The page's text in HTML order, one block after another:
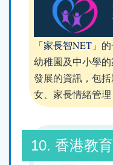
「家長智NET」
幼稚園及中小學
發展的資訊，包
女、家長情緒管理
10. 香港教